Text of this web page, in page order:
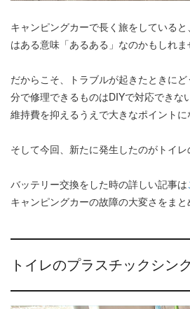
キャンピングカーで長く旅をしている
はある意味「あるある」なのかもしれま
だからこそ、トラブルが起きたときに
分で修理できるものはDIYで対応できな
維持費を抑えるうえで大きなポイントに
そして今回、新たに発生したのがトイレ
バッテリー交換をした時の詳しい記事は
キャンピングカーの故障の大変さをま
トイレのプラスチックシン